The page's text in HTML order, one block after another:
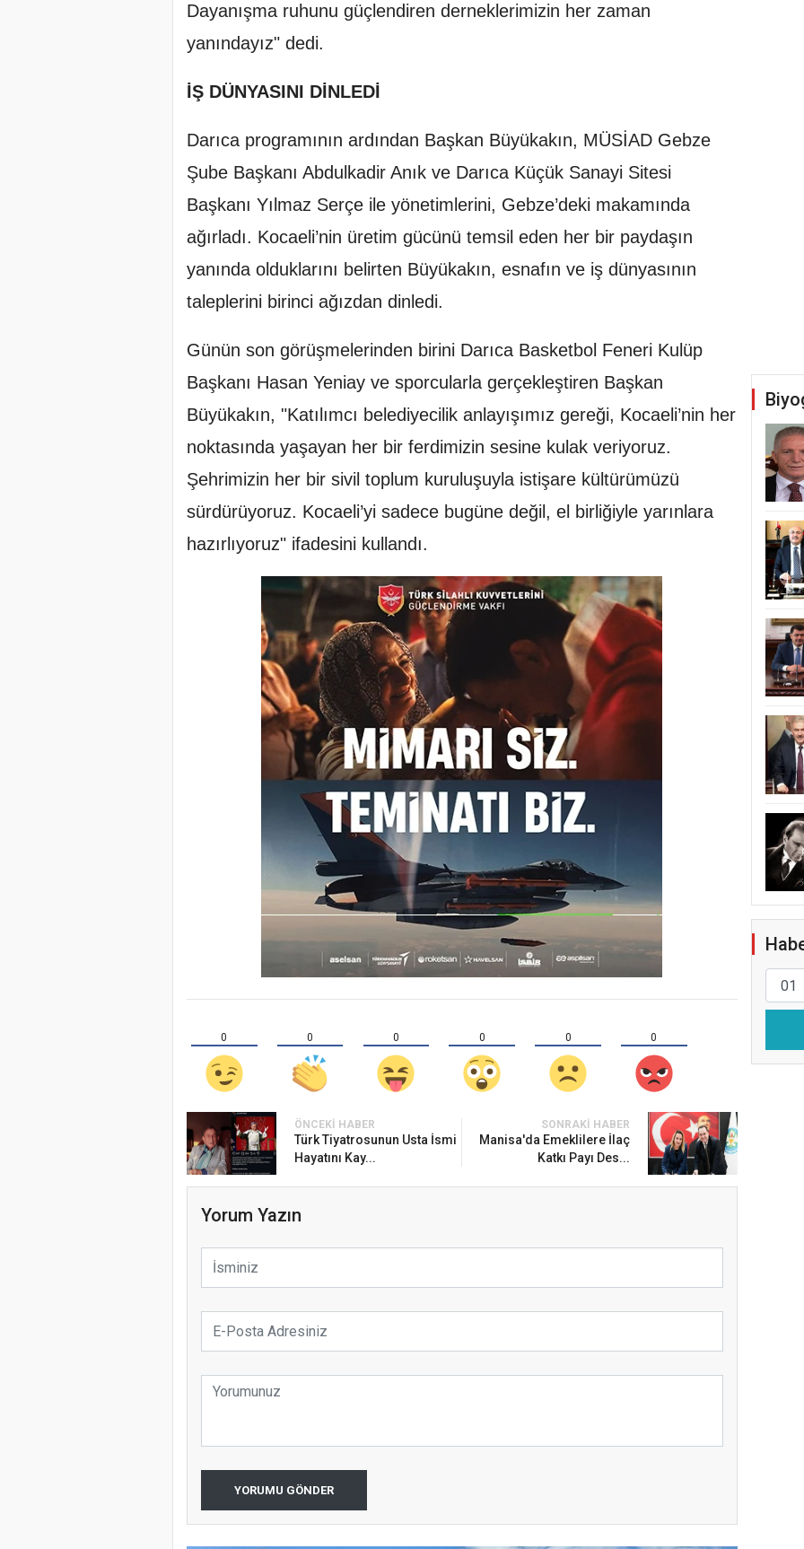
Dayanışma ruhunu güçlendiren derneklerimizin her zaman
yanındayız" dedi.
İŞ DÜNYASINI DİNLEDİ
Darıca programının ardından Başkan Büyükakın, MÜSİAD Gebze
Şube Başkanı Abdulkadir Anık ve Darıca Küçük Sanayi Sitesi
Başkanı Yılmaz Serçe ile yönetimlerini, Gebze’deki makamında
ağırladı. Kocaeli’nin üretim gücünü temsil eden her bir paydaşın
yanında olduklarını belirten Büyükakın, esnafın ve iş dünyasının
taleplerini birinci ağızdan dinledi.
Günün son görüşmelerinden birini Darıca Basketbol Feneri Kulüp
Başkanı Hasan Yeniay ve sporcularla gerçekleştiren Başkan
Büyükakın, "Katılımcı belediyecilik anlayışımız gereği, Kocaeli’nin her
noktasında yaşayan her bir ferdimizin sesine kulak veriyoruz.
Şehrimizin her bir sivil toplum kuruluşuyla istişare kültürümüzü
sürdürüyoruz. Kocaeli’yi sadece bugüne değil, el birliğiyle yarınlara
hazırlıyoruz" ifadesini kullandı.
0 0 0 0 0 0
ÖNCEKI HABER
Türk Tiyatrosunun Usta İsmi
Hayatını Kay...
SONRAKI HABER
Manisa'da Emeklilere İlaç
Katkı Payı Des...
Yorum Yazın
YORUMU GÖNDER